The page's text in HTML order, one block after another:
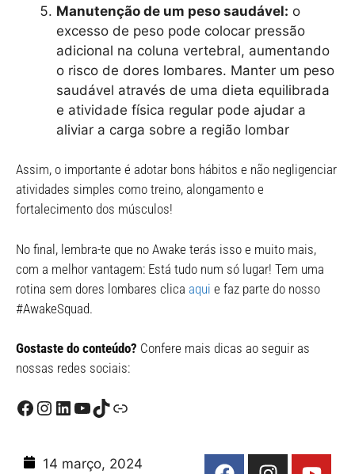
Manutenção de um peso saudável: o
excesso de peso pode colocar pressão
adicional na coluna vertebral, aumentando
o risco de dores lombares. Manter um peso
saudável através de uma dieta equilibrada
e atividade física regular pode ajudar a
aliviar a carga sobre a região lombar
Assim, o importante é adotar bons hábitos e não negligenciar
atividades simples como treino, alongamento e
fortalecimento dos músculos!
No final, lembra-te que no Awake terás isso e muito mais,
com a melhor vantagem: Está tudo num só lugar! Tem uma
rotina sem dores lombares clica aqui e faz parte do nosso
#AwakeSquad.
Gostaste do conteúdo? Confere mais dicas ao seguir as
nossas redes sociais:
14 março, 2024